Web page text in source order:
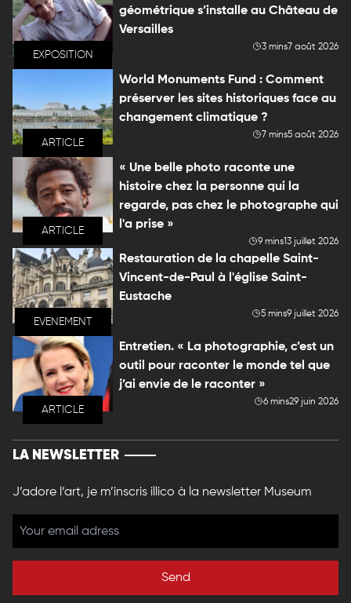
EXPOSITION
géométrique s’installe au Château de
Versailles
3 mins7 août 2026
ARTICLE
World Monuments Fund : Comment
préserver les sites historiques face au
changement climatique ?
7 mins5 août 2026
ARTICLE
« Une belle photo raconte une
histoire chez la personne qui la
regarde, pas chez le photographe qui
l'a prise »
9 mins13 juillet 2026
EVENEMENT
Restauration de la chapelle Saint-
Vincent-de-Paul à l'église Saint-
Eustache
5 mins9 juillet 2026
ARTICLE
Entretien. « La photographie, c’est un
outil pour raconter le monde tel que
j’ai envie de le raconter »
6 mins29 juin 2026
LA NEWSLETTER
J’adore l’art, je m’inscris illico à la newsletter Museum
Send